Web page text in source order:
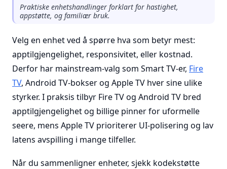
Praktiske enhetshandlinger forklart for hastighet,
appstøtte, og familiær bruk.
Velg en enhet ved å spørre hva som betyr mest:
apptilgjengelighet, responsivitet, eller kostnad.
Derfor har mainstream-valg som Smart TV-er, Fire
TV, Android TV-bokser og Apple TV hver sine ulike
styrker. I praksis tilbyr Fire TV og Android TV bred
apptilgjengelighet og billige pinner for uformelle
seere, mens Apple TV prioriterer UI-polisering og lav
latens avspilling i mange tilfeller.
Når du sammenligner enheter, sjekk kodekstøtte